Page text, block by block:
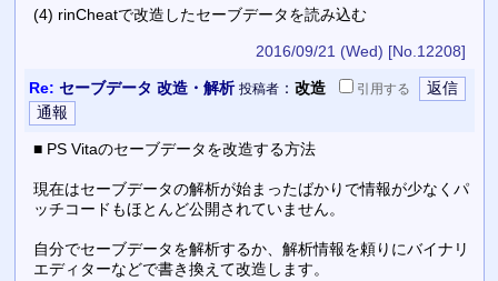
(4) rinCheatで改造したセーブデータを読み込む
2016/09/21 (Wed) [No.12208]
Re: セーブデータ 改造・解析 投稿者： 改造 引用する
■ PS Vitaのセーブデータを改造する方法
現在はセーブデータの解析が始まったばかりで情報が少なくパ
ッチコードもほとんど公開されていません。
自分でセーブデータを解析するか、解析情報を頼りにバイナリ
エディターなどで書き換えて改造します。